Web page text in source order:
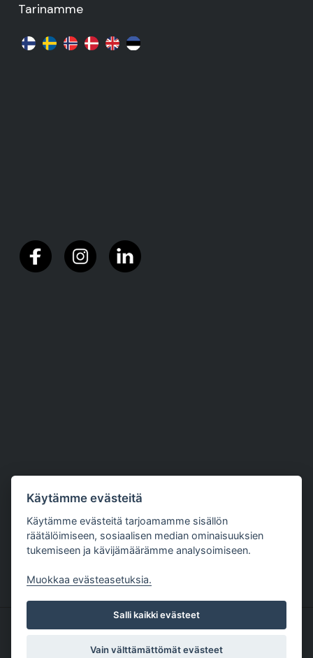
Tarinamme
Copyright The Nutriment Company Finland 1
Tietosuojaseloste| Palvelun toteutus:
Käytämme evästeitä
Käytämme evästeitä tarjoamamme sisällön
räätälöimiseen, sosiaalisen median ominaisuuksien
tukemiseen ja kävijämäärämme analysoimiseen.
Muokkaa evästeasetuksia.
Salli kaikki evästeet
Vain välttämättömät evästeet